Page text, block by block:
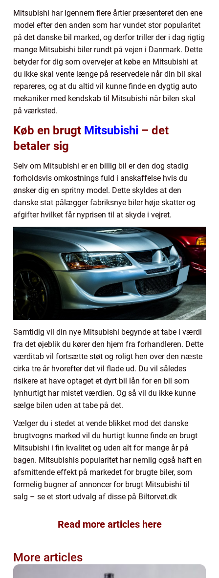
Mitsubishi har igennem flere årtier præsenteret den ene
model efter den anden som har vundet stor popularitet
på det danske bil marked, og derfor triller der i dag rigtig
mange Mitsubishi biler rundt på vejen i Danmark. Dette
betyder for dig som overvejer at købe en Mitsubishi at
du ikke skal vente længe på reservedele når din bil skal
repareres, og at du altid vil kunne finde en dygtig auto
mekaniker med kendskab til Mitsubishi når bilen skal
på værksted.
Køb en brugt Mitsubishi – det
betaler sig
Selv om Mitsubishi er en billig bil er den dog stadig
forholdsvis omkostnings fuld i anskaffelse hvis du
ønsker dig en spritny model. Dette skyldes at den
danske stat pålægger fabriksnye biler høje skatter og
afgifter hvilket får nyprisen til at skyde i vejret.
Samtidig vil din nye Mitsubishi begynde at tabe i værdi
fra det øjeblik du kører den hjem fra forhandleren. Dette
værditab vil fortsætte støt og roligt hen over den næste
cirka tre år hvorefter det vil flade ud. Du vil således
risikere at have optaget et dyrt bil lån for en bil som
lynhurtigt har mistet værdien. Og så vil du ikke kunne
sælge bilen uden at tabe på det.
Vælger du i stedet at vende blikket mod det danske
brugtvogns marked vil du hurtigt kunne finde en brugt
Mitsubishi i fin kvalitet og uden alt for mange år på
bagen. Mitsubishis popularitet har nemlig også haft en
afsmittende effekt på markedet for brugte biler, som
formelig bugner af annoncer for brugt Mitsubishi til
salg – se et stort udvalg af disse på Biltorvet.dk
Read more articles here
More articles